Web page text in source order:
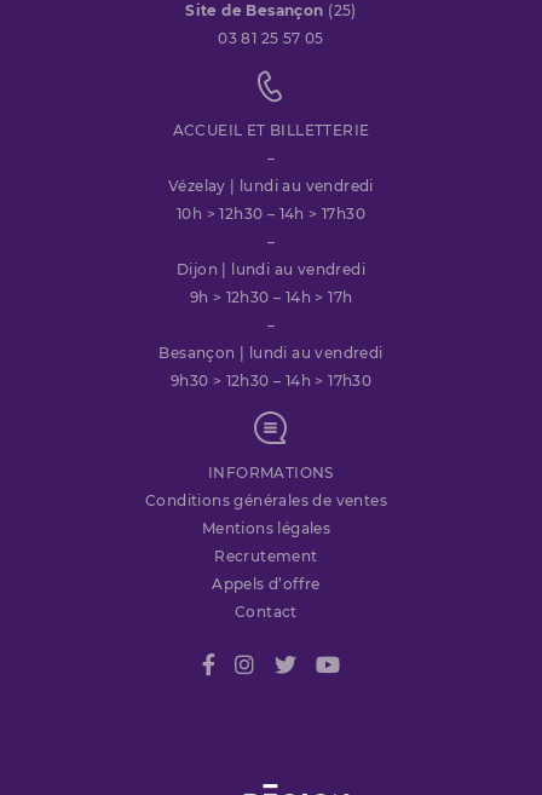
Site de Besançon (25)
03 81 25 57 05
ACCUEIL ET BILLETTERIE
–
Vézelay | lundi au vendredi
10h > 12h30 – 14h > 17h30
–
Dijon | lundi au vendredi
9h > 12h30 – 14h > 17h
–
Besançon | lundi au vendredi
9h30 > 12h30 – 14h > 17h30
INFORMATIONS
Conditions générales de ventes
Mentions légales
Recrutement
Appels d’offre
Contact